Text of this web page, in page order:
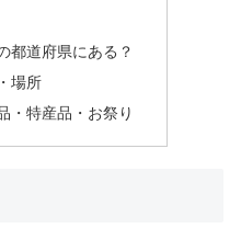
都道府県にある？
場所
・特産品・お祭り